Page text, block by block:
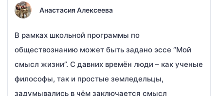
Анастасия Алексеева
В рамках школьной программы по
обществознанию может быть задано эссе “Мой
смысл жизни”. С давних времён люди – как ученые
философы, так и простые земледельцы,
задумывались в чём заключается смысл